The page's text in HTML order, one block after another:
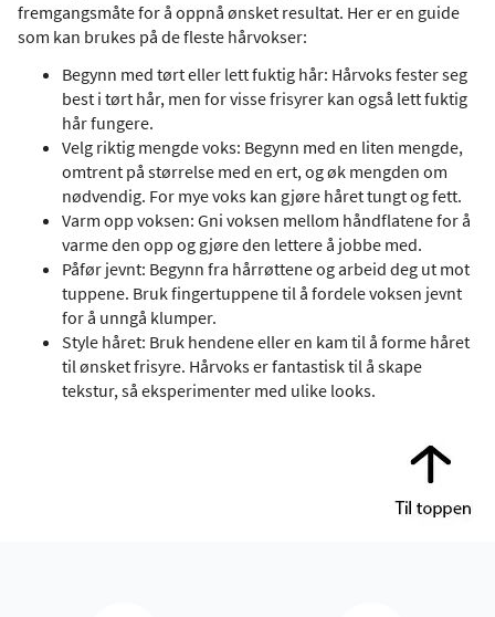
fremgangsmåte for å oppnå ønsket resultat. Her er en guide
som kan brukes på de fleste hårvokser:
Begynn med tørt eller lett fuktig hår: Hårvoks fester seg
best i tørt hår, men for visse frisyrer kan også lett fuktig
hår fungere.
Velg riktig mengde voks: Begynn med en liten mengde,
omtrent på størrelse med en ert, og øk mengden om
nødvendig. For mye voks kan gjøre håret tungt og fett.
Varm opp voksen: Gni voksen mellom håndflatene for å
varme den opp og gjøre den lettere å jobbe med.
Påfør jevnt: Begynn fra hårrøttene og arbeid deg ut mot
tuppene. Bruk fingertuppene til å fordele voksen jevnt
for å unngå klumper.
Style håret: Bruk hendene eller en kam til å forme håret
til ønsket frisyre. Hårvoks er fantastisk til å skape
tekstur, så eksperimenter med ulike looks.